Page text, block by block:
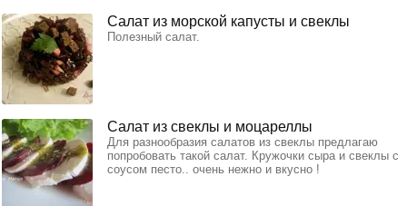
Салат из морской капусты и свеклы
Полезный салат.
Салат из свеклы и моцареллы
Для разнообразия салатов из свеклы предлагаю
попробовать такой салат. Кружочки сыра и свеклы с
соусом песто.. очень нежно и вкусно !